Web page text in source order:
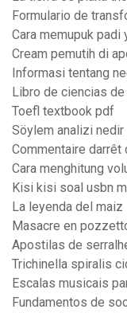
Formulario de
Cara memupuk padi
Cream pemutih di
Informasi tentang
Libro de ciencias
Toefl textbook pdf
Söylem analizi
Commentaire
Cara menghitung
Kisi kisi soal usbn
La leyenda del
Masacre en
Apostilas de
Trichinella spiralis
Escalas musicais
Fundamentos de